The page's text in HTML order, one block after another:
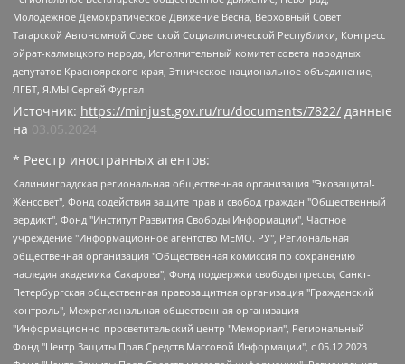
Молодежное Демократическое Движение Весна, Верховный Совет
Татарской Автономной Советской Социалистической Республики, Конгресс
ойрат-калмыцкого народа, Исполнительный комитет совета народных
депутатов Красноярского края, Этническое национальное объединение,
ЛГБТ, Я.МЫ Сергей Фургал
Источник: https://minjust.gov.ru/ru/documents/7822/ данные
на 03.05.2024
* Реестр иностранных агентов:
Калининградская региональная общественная организация "Экозащита!-Женсовет", Фонд содействия защите прав и свобод граждан "Общественный вердикт", Фонд "Институт Развития Свободы Информации", Частное учреждение "Информационное агентство МЕМО. РУ", Региональная общественная организация "Общественная комиссия по сохранению наследия академика Сахарова", Фонд поддержки свободы прессы, Санкт-Петербургская общественная правозащитная организация "Гражданский контроль", Межрегиональная общественная организация "Информационно-просветительский центр "Мемориал", Региональный Фонд "Центр Защиты Прав Средств Массовой Информации", с 05.12.2023 Фонд "Центр Защиты Прав Средств массовой информации", Региональная общественная благотворительная организация помощи беженцам и мигрантам "Гражданское содействие", Негосударственное образовательное учреждение дополнительного профессионального образования (повышение квалификации) специалистов "АКАДЕМИЯ ПО ПРАВАМ ЧЕЛОВЕКА", Свердловская региональная общественная организация "Сутяжник", Автономная некоммерческая организация "Центр независимых социологических исследований", Союз общественных объединений "Российский исследовательский центр по правам человека", Региональное общественное учреждение научно-информационный центр "МЕМОРИАЛ", Некоммерческая организация "Фонд защиты гласности", Автономная некоммерческая организация "Институт прав человека", Городская общественная организация "Екатеринбургское общество "МЕМОРИАЛ", Городская общественная организация "Рязанское историко-просветительское и правозащитное общество "Мемориал" (Рязанский Мемориал), Челябинский региональный орган общественной самодеятельности – женское общественное объединение "Женщины Евразии", Челябинский региональный орган общественной самодеятельности "Уральская правозащитная группа", Фонд содействия защите здоровья и социальной справедливости имени Андрея Рылькова, Автономная Некоммерческая Организация "Аналитический Центр Юрия Левады", Автономная некоммерческая организация социальной поддержки населения "Проект Апрель", Региональная общественная организация помощи женщинам и детям, находящимся в кризисной ситуации "Информационно-методический центр "Анна", Фонд содействия развитию массовых коммуникаций и правовому просвещению "Так-так-Так", Фонд содействия устойчивому развитию "Серебряная тайга", Свердловский региональный общественный фонд социальных проектов "Новое время", "Idel.Реалии", Кавказ.Реалии, Крым.Реалии, Телеканал Настоящее Время, Татаро-башкирская служба Радио Свобода (Azatliq Radiosi), Радио Свободная Европа/Радио Свобода (PCE/PC), "Сибирь.Реалии", "Фактограф", Благотворительный фонд помощи осужденным и их семьям, Автономная некоммерческая организация "Институт глобализации и социальных движений", Фонд "В защиту прав заключенных", Частное учреждение "Центр поддержки и содействия развитию средств массовой информации", Пензенский региональный общественный благотворительный фонд "Гражданский союз", "Север.Реалии", Некоммерческая организация Фонд "Правовая инициатива", Общество с ограниченной ответственностью "Радио Свободная Европа/Радио Свобода", Чешское информационное агентство "MEDIUM-ORIENT", Красноярская региональная общественная организация "Мы против СПИДа", Камалягин Денис Николаевич, Маркелов Сергей Евгеньевич, Пономарев Лев Александрович, Савицкая Людмила Алексеевна, Автономная некоммерческая организация "Центр по работе с проблемой насилия "НАСИЛИЮ.НЕТ", Межрегиональный профессиональный союз работников здравоохранения "Альянс врачей", Юридическое лицо, зарегистрированное в Латвийской Республике, SIA "Medusa Project" (регистрационный номер 40103797863, дата регистрации 10.06.2014), Некоммерческая организация "Фонд по борьбе с коррупцией", Автономная некоммерческая организация "Институт права и публичной политики", Баданин Роман Сергеевич, Гликин Максим Александрович, Железнова Мария Михайловна, Лукьянова Юлия Сергеевна, Маетная Елизавета Витальевна, Маняхин Петр Борисович, Чуракова Ольга Владимировна, Ярош Юлия Петровна, Юридическое лицо "The Insider SIA", зарегистрированное в Риге, Латвийская Республика (дата регистрации 26.06.2015), являющееся администратором доменного имени интернет-издания "The Insider SIA", https://theins.ru, Постернак Алексей Евгеньевич, Рубин Михаил Аркадьевич, Анин Роман Александрович, Юридическое лицо Istories fonds, зарегистрированное в Латвийской Республике (регистрационный номер 50008295751, дата регистрации 24.02.2020), Великовский Дмитрий Александрович, Долинина Ирина Николаевна, Мароховская Алеся Алексеевна, Шлейнов Роман Юрьевич, Шмагун Олеся Валентиновна, Общество с ограниченной ответственностью "Альтаир 2021", Общество с ограниченной ответственностью "Вега 2021", Общество с ограниченной ответственностью "Главный редактор 2021", Общество с ограниченной ответственностью "Ромашки монолит", Важенков Артем Валерьевич, Ивановская областная общественная организация "Центр гендерных исследований", Гурман Юрий Альбертович, Медиапроект "ОВД-Инфо", Егоров Владимир Владимирович, Жилинский Владимир Александрович, Общество с ограниченной ответственностью "ЗП", Иванова София Юрьевна, Карезина Инна Павловна, Кильтау Екатерина Викторовна, Петров Алексей Викторович, Пискунов Сергей Евгеньевич, Смирнов Сергей Сергеевич, Тихонов Михаил Сергеевич, Общество с ограниченной ответственностью "ЖУРНАЛИСТ-ИНОСТРАННЫЙ АГЕНТ", Арапова Галина Юрьевна, Вольтская Татьяна Анатольевна, Американская компания "Mason G.E.S. Anonymous Foundation" (США), являющаяся владельцем интернет-издания https://mnews.world/, Компания "Stichting Bellingcat", зарегистрированная в Нидерландах (дата регистрации 11.07.2018), Захаров Андрей Вячеславович, Клепиковская Екатерина Дмитриевна, Общество с ограниченной ответственностью "МЕМО", Перл Роман Александрович, Симонов Евгений Алексеевич, Соловьева Елена Анатольевна, Сотников Даниил Владимирович, Сурначева Елизавета Дмитриевна, Автономная некоммерческая организация по защите прав человека и информированию населения "Якутия – Наше Мнение", Общество с ограниченной ответственностью "Москоу диджитал медиа", с 26.01.2023 Общество с ограниченной ответственностью "Чайка Белые сады", Ветошкина Валерия Валерьевна, Заговора Максим Александрович, Межрегиональное общественное движение "Российская ЛГБТ - сеть", Оленичев Максим Владимирович, Павлов Иван Юрьевич, Скворцова Елена Сергеевна, Общество с ограниченной ответственностью "Как бы инагент", Кочетков Игорь Викторович, Общество с ограниченной ответственностью "Честные выборы", Еланчик Олег Александрович, Общество с ограниченной ответственностью "Нобелевский призыв", Гималова Регина Эмилевна, Григорьев Андрей Валерьевич, Григорьева Алина Александровна, Ассоциация по содействию защите прав призывников, альтернативнослужащих и военнослужащих "Правозащитная группа "Гражданин.Армия.Право", Хисамова Регина Фаритовна, Автономная некоммерческая организация по реализации социально-правовых программ "Лилит", Дальневосточное общественное движение "Маяк", Санкт-Петербургская ЛГБТ-инициативная группа "Выход", Инициативная группа ЛГБТ+ "Реверс", Алексеев Андрей Викторович, Бекбулатова Таисия Львовна, Беляев Иван Михайлович, Владыкина Елена Сергеевна, Гельман Марат Александрович, Никульшина Вероника Юрьевна, Толоконникова Надежда Андреевна, Шендерович Виктор Анатольевич, Общество с ограниченной ответственностью "Данное сообщение", Общество с ограниченной ответственностью Издательский дом "Новая глава", Айнбиндер Александра Александровна, Московский комьюнити-центр для ЛГБТ+инициатив, Благотворительный фонд развития филантропии, Deutsche Welle (Германия, Kurt-Schumacher-Strasse 3, 53113 Bonn), Борзунова Мария Михайловна, Воробьев Виктор Викторович, Голубева Анна Львовна, Константинова Алла Михайловна, Малкова Ирина Владимировна, Мурадов Мурад Абдулгалимович, Осетинская Елизавета Николаевна, Понасенков Евгений Николаевич, Ганапольский Матвей Юрьевич, Киселев Евгений Алексеевич, Борухович Ирина Григорьевна, Дремин Иван Тимофеевич, Дубровский Дмитрий Викторович, Красноярская региональная общественная организация поддержки и развития альтернативных образовательных технологий и межкультурных коммуникаций "ИНТЕРРА", Маяковская Екатерина Алексеевна, Фейгин Марк Захарович, Филимонов Андрей Викторович, Дзугкоева Регина Николаевна, Доброхотов Роман Александрович, Дудь Юрий Александрович, Елкин Сергей Владимирович, Кругликов Кирилл Игоревич, Сабунаева Мария Леонидовна, Семенов Алексей Владимирович, Шаинян Карен Багратович, Шульман Екатерина Михайловна, Асафьев Артур Валерьевич, Вахштайн Виктор Семенович, Венедиктов Алексей Алексеевич, Лушникова Екатерина Евгеньевна, Волков Леонид Михайлович, Невзоров Александр Глебович, Пархоменко Сергей Борисович, Сироткин Ярослав Николаевич, Кара-Мурза Владимир Владимирович, Баранова Наталья Владимировна, Гозман Леонид Яковлевич, Кагарлицкий Борис Юльевич, Климарев Михаил Валерьевич, Милов Владимир Станиславович, Автономная некоммерческая организация Краснодарский центр современного искусства "Типография", Моргенштерн Алишер Тагирович, Соболь Любовь Эдуардовна, Общество с ограниченной ответственностью "ЛИЗА НОРМ", Каспаров Гарри Кимович, Ходорковский Михаил Борисович, Общество с ограниченной ответственностью "Апрельские тезисы", Данилович Ирина Брониславовна, Кашин Олег Владимирович, Петров Николай Владимирович, Пивоваров Алексей Владимирович, Соколов Михаил Владимирович, Цветкова Юлия Владимировна, Чичваркин Евгений Александрович, Комитет против пыток/Команда против пыток, Общество с ограниченной ответственностью "Первый научный", Общество с ограниченной ответственностью "Вертолет и ко", Белоцерковская Вероника Борисовна, Кац Максим Евгеньевич, Лазарева Татьяна Юрьевна, Шаведдинов Руслан Табризович, Яшин Илья Валерьевич, Общество с ограниченной ответственностью "Иноагент ААВ", Алешковский Дмитрий Петрович, Альбац Евгения Марковна, Быков Дмитрий Львович, Галямина Юлия Евгеньевна, Лойко Сергей Леонидович, Мартынов Кирилл Константинович, Медведев Сергей Александрович, Крашенинников Федор Геннадиевич, Гордеева Катерина Вл